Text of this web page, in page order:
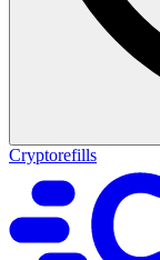
Cryptorefills